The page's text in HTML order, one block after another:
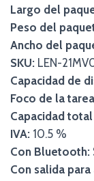
Largo del
Peso del
Ancho del
SKU: LEN-
Capacidad de
Foco de la
Capacidad
IVA: 10.5 %
Con Bluetooth:
Con salida